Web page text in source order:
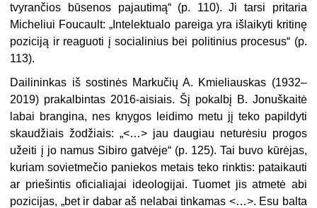
tvyrančios būsenos pajautimą“ (p. 110). Ji tarsi pritaria
Micheliui Foucault: „Intelektualo pareiga yra išlaikyti kritinę
poziciją ir reaguoti į socialinius bei politinius procesus“ (p.
113).
Dailininkas iš sostinės Markučių A. Kmieliauskas (1932–
2019) prakalbintas 2016-aisiais. Šį pokalbį B. Jonuškaitė
labai brangina, nes knygos leidimo metu jį teko papildyti
skaudžiais žodžiais: „<…> jau daugiau neturėsiu progos
užeiti į jo namus Sibiro gatvėje“ (p. 125). Tai buvo kūrėjas,
kuriam sovietmečio paniekos metais teko rinktis: pataikauti
ar priešintis oficialiajai ideologijai. Tuomet jis atmetė abi
pozicijas, „bet ir dabar aš nelabai tinkamas <…>. Esu balta